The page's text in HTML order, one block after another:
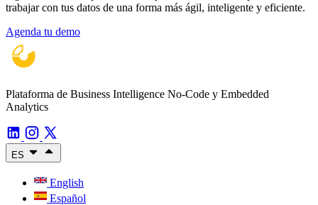
trabajar con tus datos de una forma más ágil, inteligente y eficiente.
Agenda tu demo
Plataforma de Business Intelligence No-Code y Embedded
Analytics
ES
English
Español